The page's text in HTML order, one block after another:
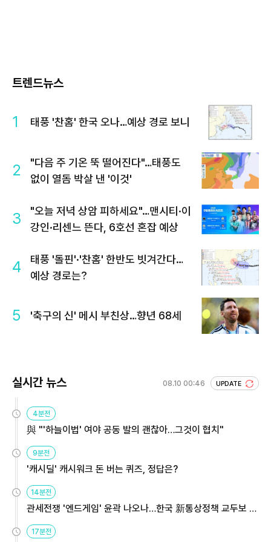
트렌드뉴스
1 태풍 '찬홈' 한국 오나…예상 경로 보니
2
"다음 주 기온 뚝 떨어진다"…태풍도
없이 열돔 박살 낸 '이것'
3
"오늘 저녁 상암 피하세요"…맨시티·이
강인·리센느 뜬다, 6호선 혼잡 예상
4
태풍 '돌핀'·'찬홈' 한반도 빗겨간다…
예상 경로는?
5 '축구의 신' 메시 부친상…향년 68세
실시간 뉴스 08.10 00:46 UPDATE
4분전
與 "'하늘이법' 여야 공동 발의 괜찮아…그것이 협치"
9분전
'캐시딜' 캐시워크 돈 버는 퀴즈, 정답은?
14분전
관세전쟁 '엔드게임' 윤곽 나오나…한국 新통상정책 교두보 활
17분전